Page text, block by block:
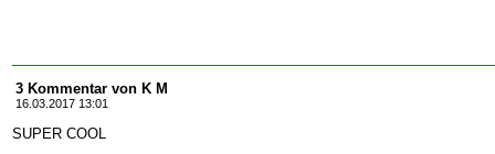
3 Kommentar von K M
16.03.2017 13:01
SUPER COOL